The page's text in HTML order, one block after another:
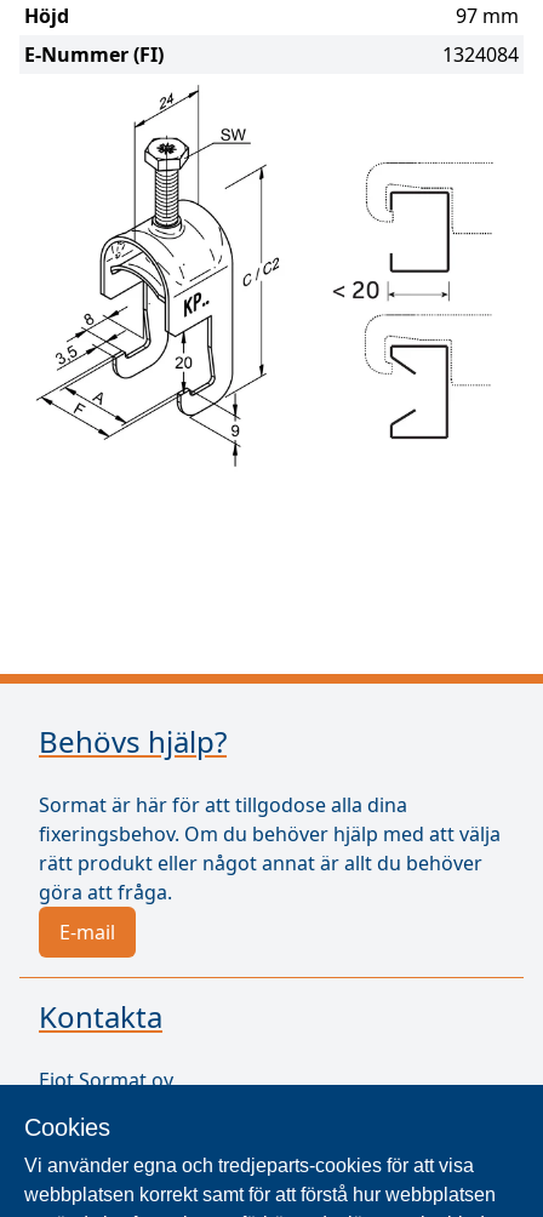
Cookies
Vi använder egna och tredjeparts-cookies för att visa
webbplatsen korrekt samt för att förstå hur webbplatsen
Höjd
97 mm
E-Nummer (FI)
1324084
Behövs hjälp?
Sormat är här för att tillgodose alla dina
fixeringsbehov. Om du behöver hjälp med att välja
rätt produkt eller något annat är allt du behöver
göra att fråga.
E-mail
Kontakta
Ejot Sormat oy
21250 Masku
Finland
VAT ID FI17077231